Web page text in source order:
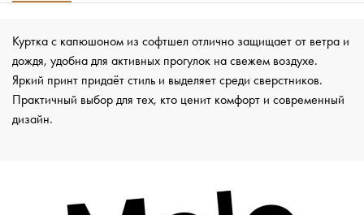
Куртка с капюшоном из софтшел отлично защищает от ветра и
дождя, удобна для активных прогулок на свежем воздухе.
Яркий принт придаёт стиль и выделяет среди сверстников.
Практичный выбор для тех, кто ценит комфорт и современный
дизайн.